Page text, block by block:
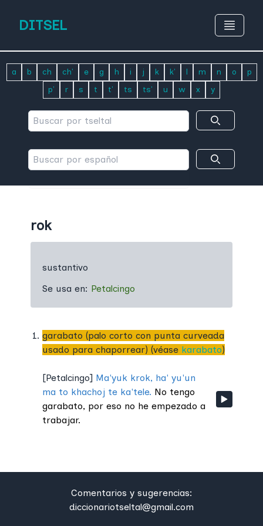
DITSEL
a b ch ch' e g h i j k k' l m n o
p
p'
r s t t' ts ts' u w x y
rok
sustantivo
Se usa en: Petalcingo
garabato (palo corto con punta curveada
usado para chaporrear) (véase karabato)
[Petalcingo] Ma'yuk krok, ha' yu'un
ma to khachoj te ka'tele. No tengo
garabato, por eso no he empezado a
trabajar.
Comentarios y sugerencias:
diccionariotseltal@gmail.com